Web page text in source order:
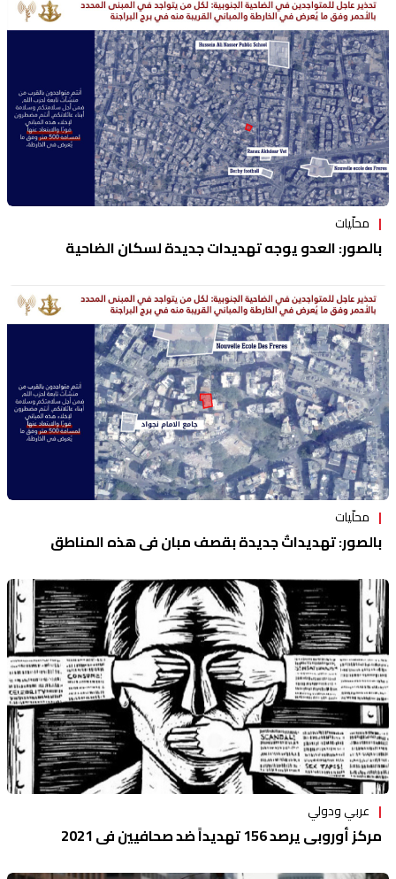
منوعات
محلّيات
بالصور: العدو يوجه تهديدات جديدة لسكان الضاحية
محلّيات
بالصور: تهديداتٌ جديدة بقصف مبانٍ في هذه المناطق
عربي ودولي
مركز أوروبي يرصد 156 تهديداً ضد صحافيين في 2021